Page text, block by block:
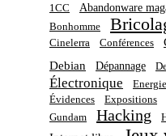
1CC Abandonware
Bonhomme
Cinelerra
Conférences
Debian Dépannage
Électronique
Évidences
Expositions
Gundam
Hacking